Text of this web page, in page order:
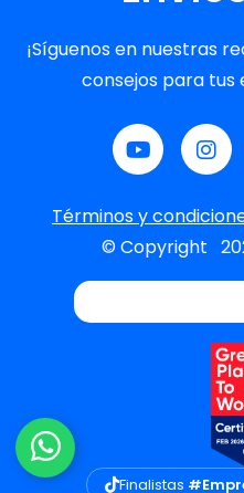
¡Síguenos en nuestras
consejos para tus
Términos y
© Copyright
Finalistas